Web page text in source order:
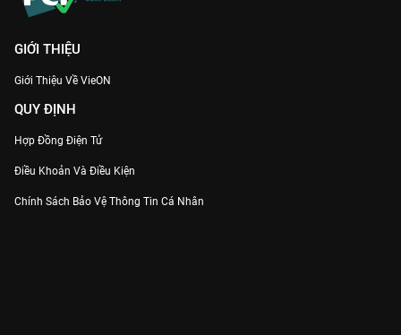
GIỚI THIỆU
Giới Thiệu Về VieON
QUY ĐỊNH
Hợp Đồng Điện Tử
Điều Khoản Và Điều Kiện
Chính Sách Bảo Vệ Thông Tin Cá Nhân